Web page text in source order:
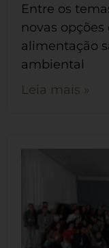
Entre os
novas
alimentação
ambiental
Leia mais »